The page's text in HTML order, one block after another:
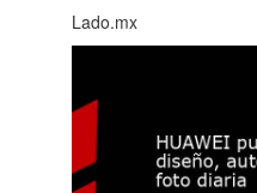
Lado.mx